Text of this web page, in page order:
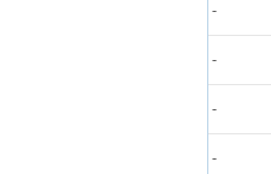
-
-
-
-